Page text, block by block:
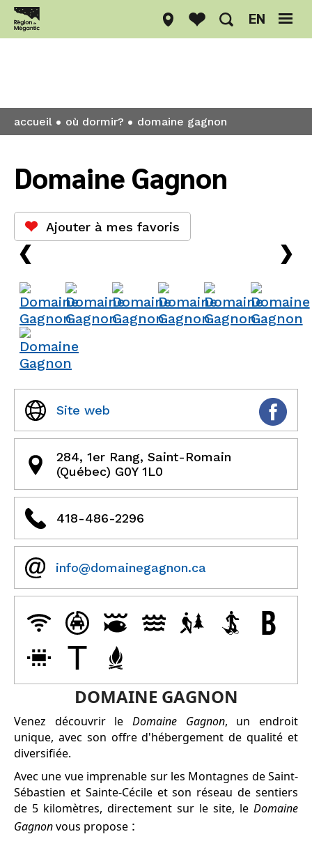
EN
accueil où dormir? domaine gagnon
Domaine Gagnon
Ajouter à mes favoris
› ›
Site web
284, 1er Rang, Saint-Romain
(Québec) G0Y 1L0
418-486-2296
info@domainegagnon.ca
DOMAINE GAGNON
Venez découvrir le Domaine Gagnon, un endroit
unique, avec son offre d'hébergement de qualité et
diversifiée.
Avec une vue imprenable sur les Montagnes de Saint-
Sébastien et Sainte-Cécile et son réseau de sentiers
de 5 kilomètres, directement sur le site, le Domaine
Gagnonvous propose :